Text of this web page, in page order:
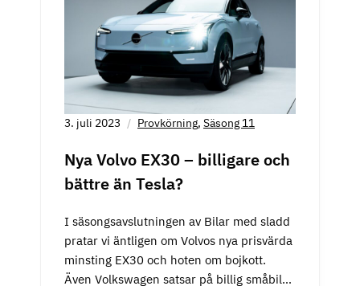
3. juli 2023 Provkörning, Säsong 11
Nya Volvo EX30 – billigare och
bättre än Tesla?
I säsongsavslutningen av Bilar med sladd
pratar vi äntligen om Volvos nya prisvärda
minsting EX30 och hoten om bojkott.
Även Volkswagen satsar på billig småbil…